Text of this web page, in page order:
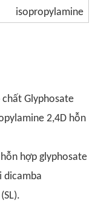
isopropylamine
Glyphosate
2,4D hỗn
hợp glyphosate
dicamba